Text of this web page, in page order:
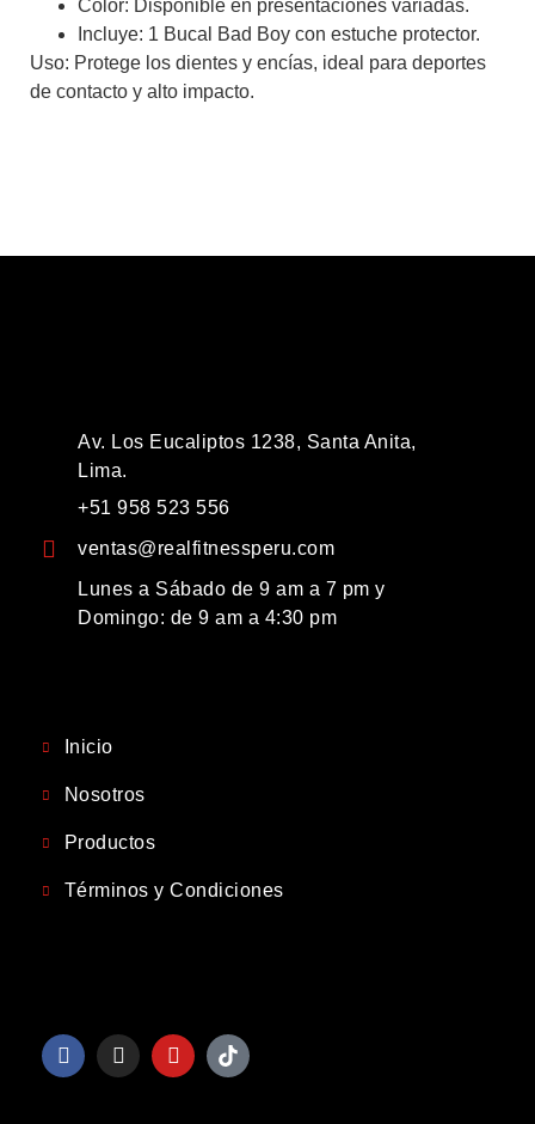
Color: Disponible en presentaciones variadas.
Incluye: 1 Bucal Bad Boy con estuche protector.
Uso: Protege los dientes y encías, ideal para deportes
de contacto y alto impacto.
Av. Los Eucaliptos 1238, Santa Anita,
Lima.
+51 958 523 556
ventas@realfitnessperu.com
Lunes a Sábado de 9 am a 7 pm y
Domingo: de 9 am a 4:30 pm
Inicio
Nosotros
Productos
Términos y Condiciones